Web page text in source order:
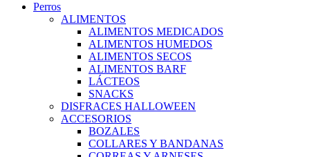
Perros
ALIMENTOS
ALIMENTOS MEDICADOS
ALIMENTOS HUMEDOS
ALIMENTOS SECOS
ALIMENTOS BARF
LÁCTEOS
SNACKS
DISFRACES HALLOWEEN
ACCESORIOS
BOZALES
COLLARES Y BANDANAS